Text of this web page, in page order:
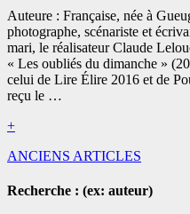
dimanche»
(2015)
409
pages
Auteure : Française, née à
photographe, scénariste et
mari, le réalisateur Claude
« Les oubliés du dimanche »
celui de Lire Élire 2016 et de
reçu le …
+Read
Navigation
dans
ANCIENS ARTICLES
Recherche : (ex: auteur)